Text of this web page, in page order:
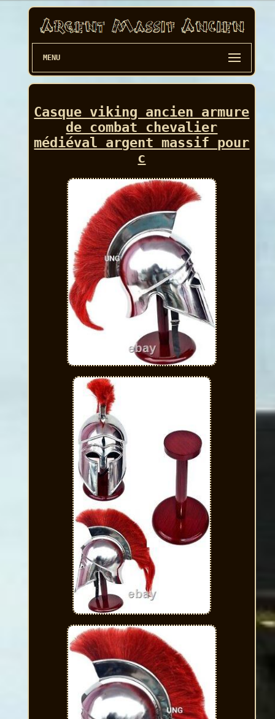
MENU
Casque viking ancien armure
de combat chevalier
médiéval argent massif pour
c